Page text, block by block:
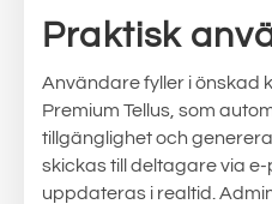
Praktisk
Användare fyller i önskad
Premium Tellus, som
tillgänglighet och
skickas till deltagare via
uppdateras i realtid.